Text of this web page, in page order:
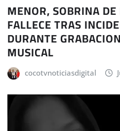
MENOR, SOBRINA
FALLECE TRAS
DURANTE
MUSICAL
cocotvnoticiasdigital